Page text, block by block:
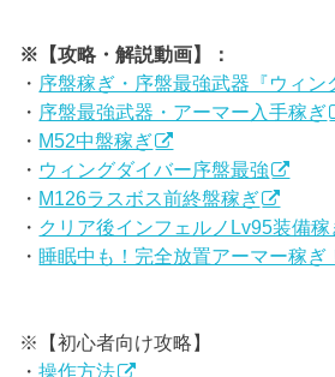
※【攻略・解説動画】：
・ 序盤稼ぎ・序盤最強武器『ウィン
・ 序盤最強武器・アーマー入手稼ぎ
・ M52中盤稼ぎ
・ ウィングダイバー序盤最強
・ M126ラスボス前終盤稼ぎ
・ クリア後インフェルノLv95装備稼
・睡眠中も！完全放置アーマー稼ぎ
※【初心者向け攻略】
・操作方法